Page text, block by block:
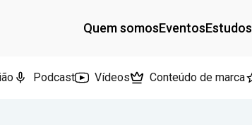
Quem somosEventosEstudos
Podcast Vídeos Conteúdo de marca